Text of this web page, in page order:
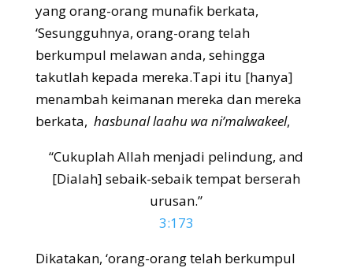
yang orang-orang munafik berkata,
‘Sesungguhnya, orang-orang telah
berkumpul melawan anda, sehingga
takutlah kepada mereka.Tapi itu [hanya]
menambah keimanan mereka dan mereka
berkata, hasbunal laahu wa ni’malwakeel,
“Cukuplah Allah menjadi pelindung, and
[Dialah] sebaik-sebaik tempat berserah
urusan.”
3:173
Dikatakan, ‘orang-orang telah berkumpul